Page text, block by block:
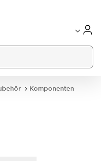
Komponenten